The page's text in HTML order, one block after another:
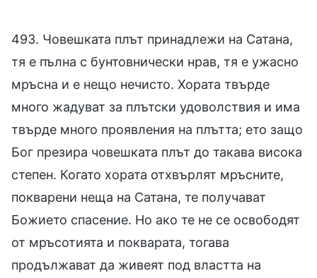
493. Човешката плът принадлежи на Сатана,
тя е пълна с бунтовнически нрав, тя е ужасно
мръсна и е нещо нечисто. Хората твърде
много жадуват за плътски удоволствия и има
твърде много проявления на плътта; ето защо
Бог презира човешката плът до такава висока
степен. Когато хората отхвърлят мръсните,
покварени неща на Сатана, те получават
Божието спасение. Но ако те не се освободят
от мръсотията и покварата, тогава
продължават да живеят под властта на